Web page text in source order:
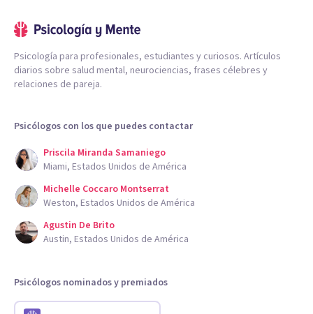
Psicología para profesionales, estudiantes y curiosos. Artículos
diarios sobre salud mental, neurociencias, frases célebres y
relaciones de pareja.
Psicólogos con los que puedes contactar
Priscila Miranda Samaniego
Miami, Estados Unidos de América
Michelle Coccaro Montserrat
Weston, Estados Unidos de América
Agustin De Brito
Austin, Estados Unidos de América
Psicólogos nominados y premiados